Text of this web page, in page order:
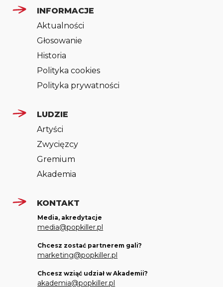
INFORMACJE
Aktualności
Głosowanie
Historia
Polityka cookies
Polityka prywatności
LUDZIE
Artyści
Zwycięzcy
Gremium
Akademia
KONTAKT
Media, akredytacje
media@popkiller.pl
Chcesz zostać partnerem gali?
marketing@popkiller.pl
Chcesz wziąć udział w Akademii?
akademia@popkiller.pl